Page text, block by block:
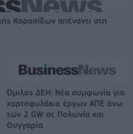
Κορασίδων απέναντι στη
Όμιλος ΔΕΗ: Νέα συμφωνία για
χαρτοφυλάκιο έργων ΑΠΕ άνω
των 2 GW σε Πολωνία και
Ουγγαρία